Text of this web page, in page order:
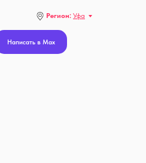
Написать в Max
Регион: Уфа